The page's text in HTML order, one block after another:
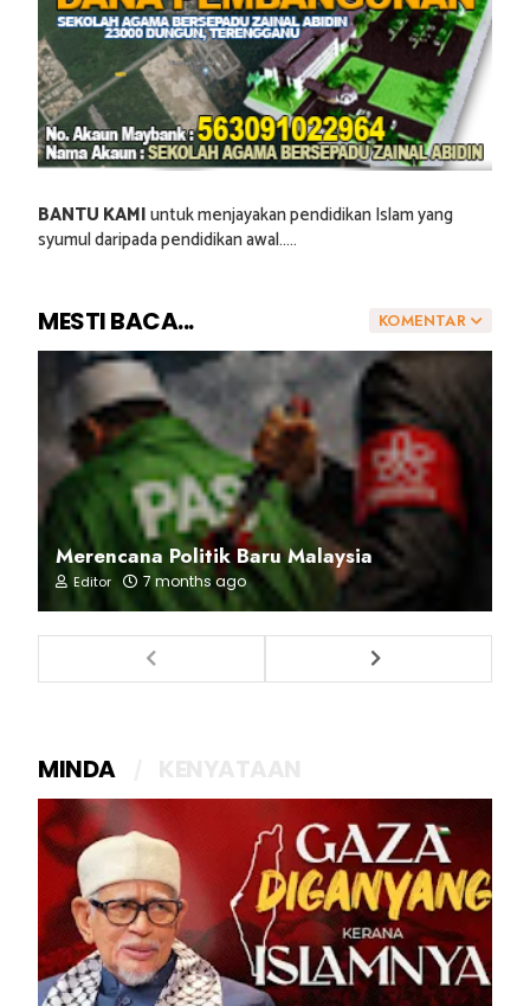
BANTU KAMIuntuk menjayakan pendidikan Islam yang
syumul daripada pendidikan awal.....
KOMENTAR
MESTI BACA...
Merencana Politik Baru Malaysia
Editor 7 months ago
MINDA